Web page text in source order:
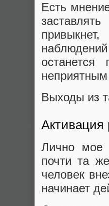
Есть
Выходы из
Активация
Лично мое
почти та
человек
начинает